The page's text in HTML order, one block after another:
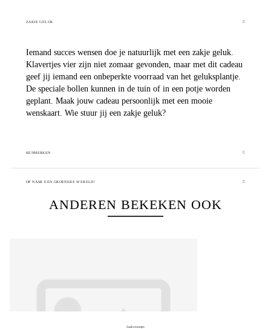
ZAKJE GELUK
Iemand succes wensen doe je natuurlijk met een zakje geluk.
Klavertjes vier zijn niet zomaar gevonden, maar met dit cadeau
geef jij iemand een onbeperkte voorraad van het geluksplantje.
De speciale bollen kunnen in de tuin of in een potje worden
geplant. Maak jouw cadeau persoonlijk met een mooie
wenskaart. Wie stuur jij een zakje geluk?
KENMERKEN
OP NAAR EEN GROENERE WERELD!
ANDEREN BEKEKEN OOK
Zaaibommetjes